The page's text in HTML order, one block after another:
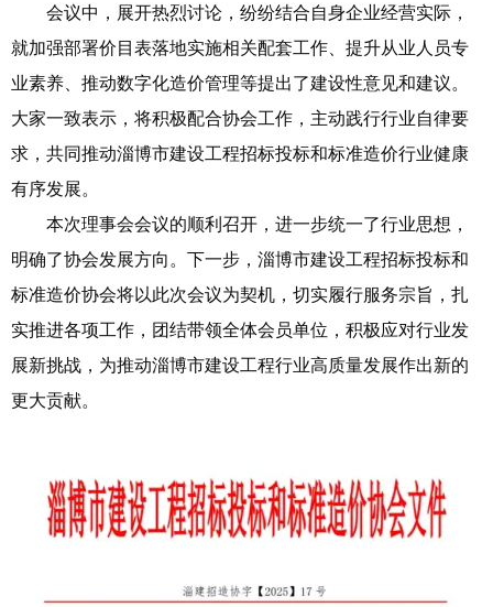
会议中，展开热烈讨论，纷纷结合自身企业经营实际，
就加强部署价目表落地实施相关配套工作、提升从业人员专
业素养、推动数字化造价管理等提出了建设性意见和建议。
大家一致表示，将积极配合协会工作，主动践行行业自律要
求，共同推动淄博市建设工程招标投标和标准造价行业健康
有序发展。
本次理事会会议的顺利召开，进一步统一了行业思想，
明确了协会发展方向。下一步，淄博市建设工程招标投标和
标准造价协会将以此次会议为契机，切实履行服务宗旨，扎
实推进各项工作，团结带领全体会员单位，积极应对行业发
展新挑战，为推动淄博市建设工程行业高质量发展作出新的
更大贡献。